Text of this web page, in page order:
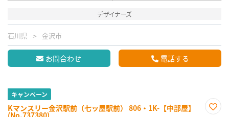
デザイナーズ
石川県 金沢市
お問合わせ 電話する
キャンペーン
Kマンスリー金沢駅前（七ッ屋駅前） 806・1K-【中部屋】
(No.737380)